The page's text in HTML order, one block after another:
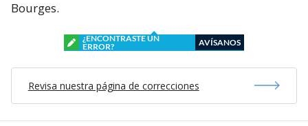
Bourges.
¿ENCONTRASTE UN
ERROR?
AVÍSANOS
Revisa nuestra página de correcciones